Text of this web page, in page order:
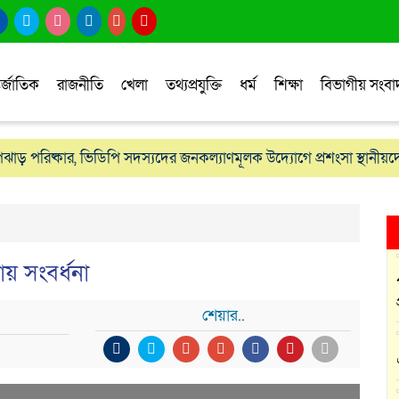
রাজনীতি খেলা তথ্যপ্রযুক্তি ধর্ম শিক্ষা বিভাগীয়
পরিষ্কার, ভিডিপি সদস্যদের জনকল্যাণমূলক উদ্যোগে প্রশংসা
সংবর্ধনা
শেয়ার..